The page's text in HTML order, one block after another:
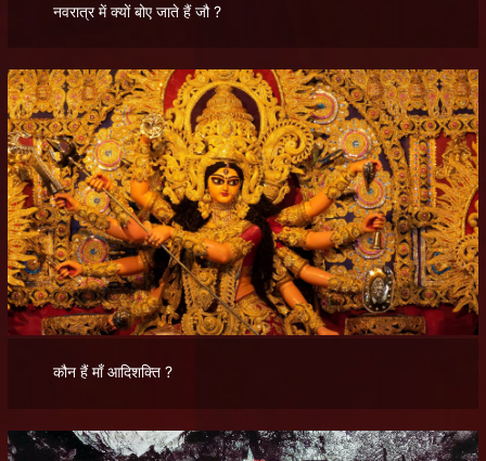
नवरात्र में क्यों बोए जाते हैं जौ ?
कौन हैं माँ आदिशक्ति ?